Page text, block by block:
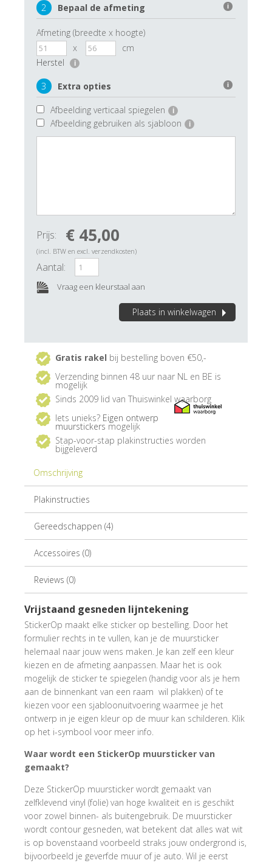
2 Bepaal de afmeting i
Afmeting (breedte x hoogte)
x
cm
Herstel
i
3 Extra opties i
Afbeelding verticaal spiegelen i
Afbeelding gebruiken als sjabloon i
Plaats in winkelwagen
Prijs: € 45,00
(incl. BTW en excl. verzendkosten)
Aantal:
Vraag een kleurstaal aan
Gratis rakel bij bestelling boven €50,-
Verzending binnen 48 uur naar NL en BE is
mogelijk
Sinds 2009 lid van Thuiswinkel waarborg
Iets unieks? Eigen ontwerp
muurstickers mogelijk
Stap-voor-stap plakinstructies worden
bijgeleverd
Omschrijving
Plakinstructies
Gereedschappen (4)
Accessoires (0)
Reviews (0)
Vrijstaand gesneden lijntekening
StickerOp maakt elke sticker op bestelling. Door het
formulier rechts in te vullen, kan je de muursticker
helemaal naar jouw wens maken. Je kan zelf een kleur
kiezen en de afmeting aanpassen. Maar het is ook
mogelijk de sticker te spiegelen (handig voor als je hem
aan de binnenkant van een raam wil plakken) of te
kiezen voor een sjabloonuitvoering waarmee je het
ontwerp in je eigen kleur op de muur kan schilderen. Klik
op het i-symbool voor meer info.
Waar wordt een StickerOp muursticker van
gemaakt?
Deze StickerOp muursticker wordt gemaakt van
zelfklevend vinyl (folie) van hoge kwaliteit en is geschikt
voor zowel binnen- als buitengebruik. De muursticker
wordt contour gesneden, wat betekent dat alles wat wit
is op bovenstaand voorbeeld straks jouw ondergrond is,
bijvoorbeeld je geverfde muur of je auto. Wil je eerst